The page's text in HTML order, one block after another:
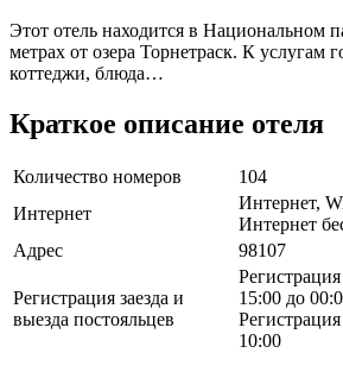
Этот отель находится в Национальном
метрах от озера Торнетраск. К услугам
коттеджи, блюда…
Краткое описание отеля
Количество номеров
104
Интернет
Интернет,
Интернет
Адрес
98107
Регистрация заезда и
выезда постояльцев
Регистрация
15:00 до
10:00